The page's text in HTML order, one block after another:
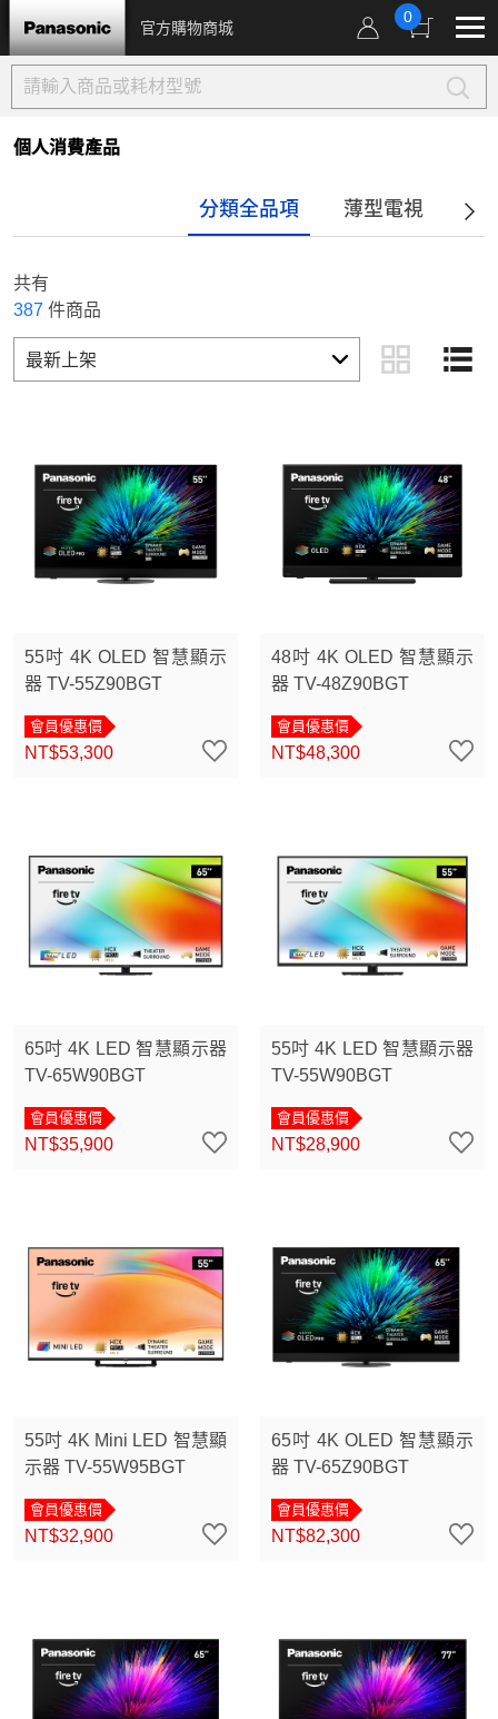
官方購物商城
0
個人消費產品
分類全品項 薄型電視 音
共有
387 件商品
55吋 4K OLED 智慧顯示
器 TV-55Z90BGT
會員優惠價
NT$53,300
48吋 4K OLED 智慧顯示
器 TV-48Z90BGT
會員優惠價
NT$48,300
65吋 4K LED 智慧顯示器
TV-65W90BGT
會員優惠價
NT$35,900
55吋 4K LED 智慧顯示器
TV-55W90BGT
會員優惠價
NT$28,900
55吋 4K Mini LED 智慧顯
示器 TV-55W95BGT
會員優惠價
NT$32,900
65吋 4K OLED 智慧顯示
器 TV-65Z90BGT
會員優惠價
NT$82,300